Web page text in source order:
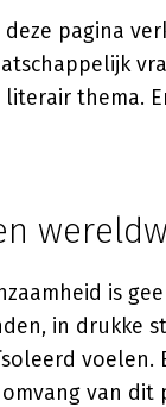
deze pagina
literair thema.
is
in drukke
voelen.
van dit